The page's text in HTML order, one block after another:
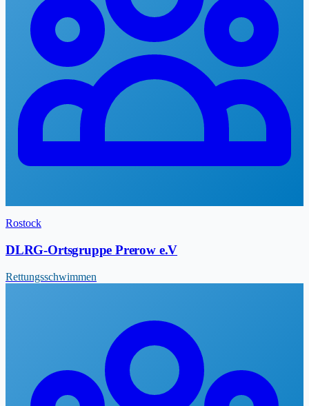
Rostock
DLRG-Ortsgruppe Prerow e.V
Rettungsschwimmen